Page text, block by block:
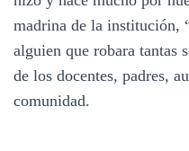
madrina de la institución,
alguien que robara tantas
de los docentes, padres,
comunidad.